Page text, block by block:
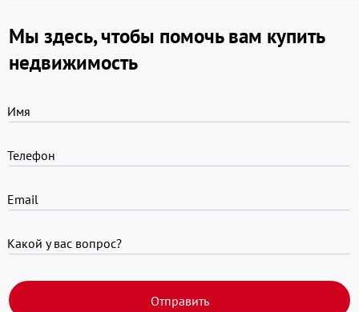
Мы здесь, чтобы помочь вам купить
недвижимость
Имя
Телефон
Email
Какой у вас вопрос?
Отправить